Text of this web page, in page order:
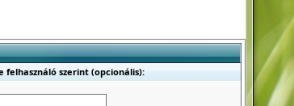
felhasználó szerint (opcionális):